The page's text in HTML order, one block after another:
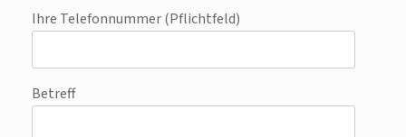
Ihre Telefonnummer (Pflichtfeld)
Betreff